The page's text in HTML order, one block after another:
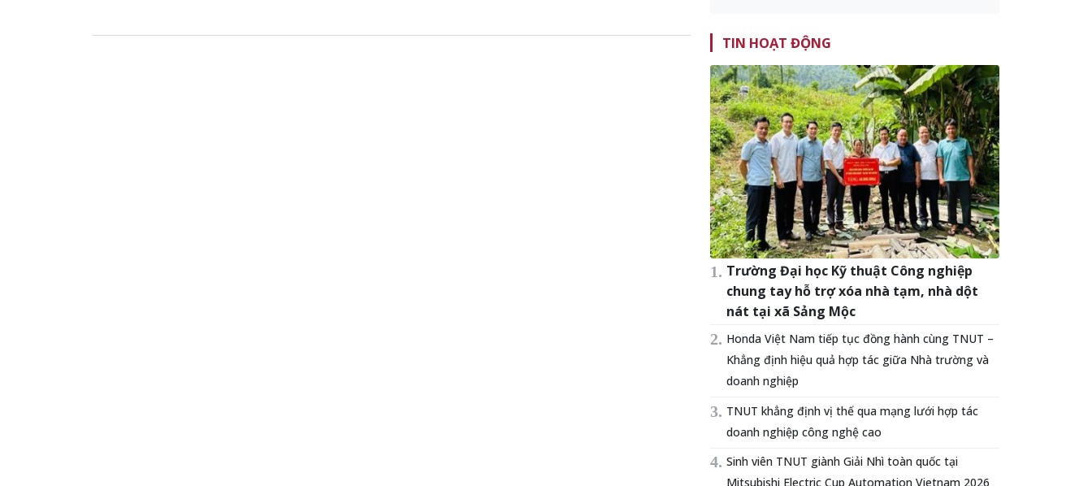
TIN HOẠT ĐỘNG
Trường Đại học Kỹ thuật Công nghiệp
chung tay hỗ trợ xóa nhà tạm, nhà dột
nát tại xã Sảng Mộc
Honda Việt Nam tiếp tục đồng hành cùng TNUT –
Khẳng định hiệu quả hợp tác giữa Nhà trường và
doanh nghiệp
TNUT khẳng định vị thế qua mạng lưới hợp tác
doanh nghiệp công nghệ cao
Sinh viên TNUT giành Giải Nhì toàn quốc tại
Mitsubishi Electric Cup Automation Vietnam 2026